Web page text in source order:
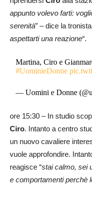
appunto volevo farti:
serenità” – dice la
aspettarti una reazione“.
Martina, Ciro e
#UominieDonne
— Uomini e Donne
ore 15:30 – In studio
Ciro. Intanto a centro
un nuovo cavaliere
vuole approfondire.
reagisce “stai calmo, sei
e comportamenti perchè